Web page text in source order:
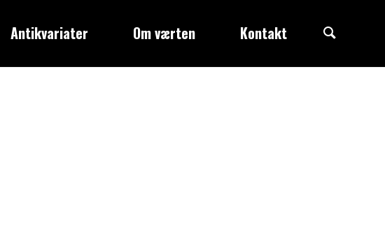
Antikvariater Om værten Kontakt